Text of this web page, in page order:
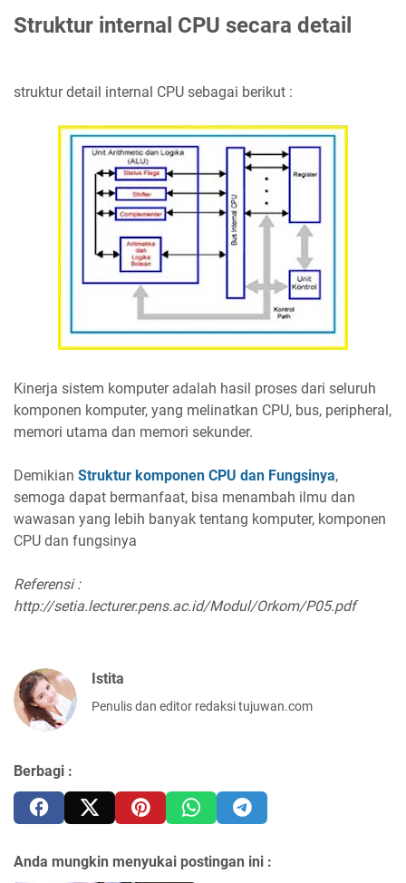
Struktur internal CPU secara detail
struktur detail internal CPU sebagai berikut :
Kinerja sistem komputer adalah hasil proses dari seluruh
komponen komputer, yang melinatkan CPU, bus, peripheral,
memori utama dan memori sekunder.
Demikian Struktur komponen CPU dan Fungsinya,
semoga dapat bermanfaat, bisa menambah ilmu dan
wawasan yang lebih banyak tentang komputer, komponen
CPU dan fungsinya
Referensi :
http://setia.lecturer.pens.ac.id/Modul/Orkom/P05.pdf
Istita
Penulis dan editor redaksi tujuwan.com
Berbagi :
Anda mungkin menyukai postingan ini :